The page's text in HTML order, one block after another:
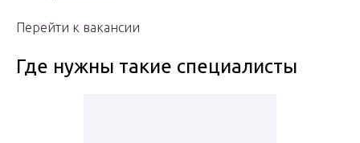
Перейти к вакансии
Где нужны такие специалисты